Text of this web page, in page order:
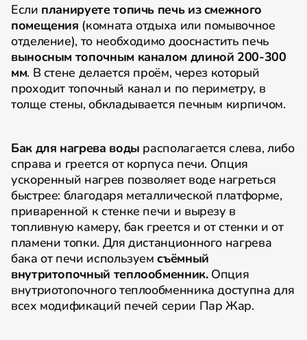
Если планируете топичь печь из смежного
помещения (комната отдыха или помывочное
отделение), то необходимо дооснастить печь
выносным топочным каналом длиной 200-300
мм. В стене делается проём, через который
проходит топочный канал и по периметру, в
толще стены, обкладывается печным кирпичом.
Бак для нагрева воды располагается слева, либо
справа и греется от корпуса печи. Опция
ускоренный нагрев позволяет воде нагреться
быстрее: благодаря металлической платформе,
приваренной к стенке печи и вырезу в
топливную камеру, бак греется и от стенки и от
пламени топки. Для дистанционного нагрева
бака от печи используемсъёмный
внутритопочный теплообменник. Опция
внутриотопочного теплообменника доступна для
всех модификаций печей серии Пар Жар.